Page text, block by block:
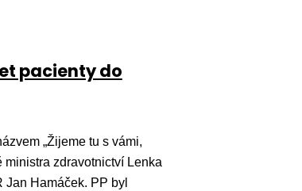
pacienty do
„Žijeme tu s vámi,
ministra zdravotnictví Lenka
Hamáček. PP byl